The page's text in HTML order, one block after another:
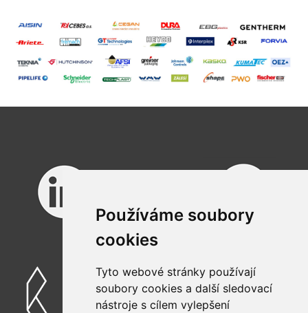
Používáme soubory
cookies
Tyto webové stránky používají
soubory cookies a další sledovací
nástroje s cílem vylepšení